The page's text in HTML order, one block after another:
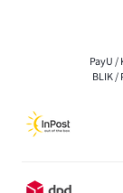
PayU /
BLIK /